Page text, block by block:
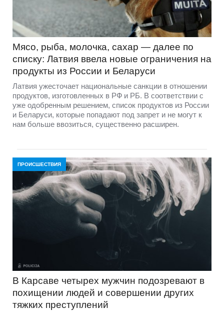
Мясо, рыба, молочка, сахар — далее по
списку: Латвия ввела новые ограничения на
продукты из России и Беларуси
Латвия ужесточает национальные санкции в отношении
продуктов, изготовленных в РФ и РБ. В соответствии с
уже одобренным решением, список продуктов из России
и Беларуси, которые попадают под запрет и не могут к
нам больше ввозиться, существенно расширен.
ПРОИСШЕСТВИЯ
В Карсаве четырех мужчин подозревают в
похищении людей и совершении других
тяжких преступлений